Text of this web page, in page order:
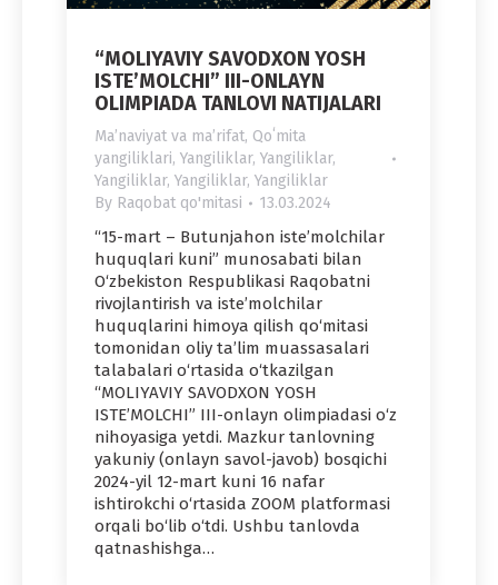
“MOLIYAVIY SAVODXON YOSH
ISTE’MOLCHI” III-ONLAYN
OLIMPIADA TANLOVI NATIJALARI
Maʼnaviyat va maʼrifat, Qoʻmita
yangiliklari, Yangiliklar, Yangiliklar,
Yangiliklar, Yangiliklar, Yangiliklar
By Raqobat qo'mitasi 13.03.2024
“15-mart – Butunjahon iste’molchilar
huquqlari kuni” munosabati bilan
O‘zbekiston Respublikasi Raqobatni
rivojlantirish va iste’molchilar
huquqlarini himoya qilish qo‘mitasi
tomonidan oliy ta’lim muassasalari
talabalari o‘rtasida o‘tkazilgan
“MOLIYAVIY SAVODXON YOSH
ISTE’MOLCHI” III-onlayn olimpiadasi o‘z
nihoyasiga yetdi. Mazkur tanlovning
yakuniy (onlayn savol-javob) bosqichi
2024-yil 12-mart kuni 16 nafar
ishtirokchi o‘rtasida ZOOM platformasi
orqali bo‘lib o‘tdi. Ushbu tanlovda
qatnashishga…